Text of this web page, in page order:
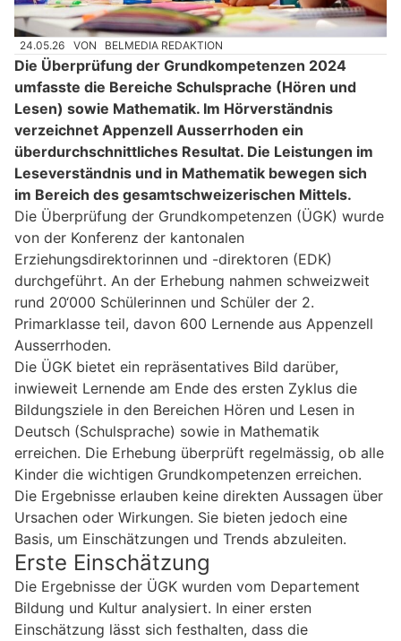
24.05.26 VON BELMEDIA REDAKTION
Die Überprüfung der Grundkompetenzen 2024
umfasste die Bereiche Schulsprache (Hören und
Lesen) sowie Mathematik. Im Hörverständnis
verzeichnet Appenzell Ausserrhoden ein
überdurchschnittliches Resultat. Die Leistungen im
Leseverständnis und in Mathematik bewegen sich
im Bereich des gesamtschweizerischen Mittels.
Die Überprüfung der Grundkompetenzen (ÜGK) wurde
von der Konferenz der kantonalen
Erziehungsdirektorinnen und -direktoren (EDK)
durchgeführt. An der Erhebung nahmen schweizweit
rund 20‘000 Schülerinnen und Schüler der 2.
Primarklasse teil, davon 600 Lernende aus Appenzell
Ausserrhoden.
Die ÜGK bietet ein repräsentatives Bild darüber,
inwieweit Lernende am Ende des ersten Zyklus die
Bildungsziele in den Bereichen Hören und Lesen in
Deutsch (Schulsprache) sowie in Mathematik
erreichen. Die Erhebung überprüft regelmässig, ob alle
Kinder die wichtigen Grundkompetenzen erreichen.
Die Ergebnisse erlauben keine direkten Aussagen über
Ursachen oder Wirkungen. Sie bieten jedoch eine
Basis, um Einschätzungen und Trends abzuleiten.
Erste Einschätzung
Die Ergebnisse der ÜGK wurden vom Departement
Bildung und Kultur analysiert. In einer ersten
Einschätzung lässt sich festhalten, dass die